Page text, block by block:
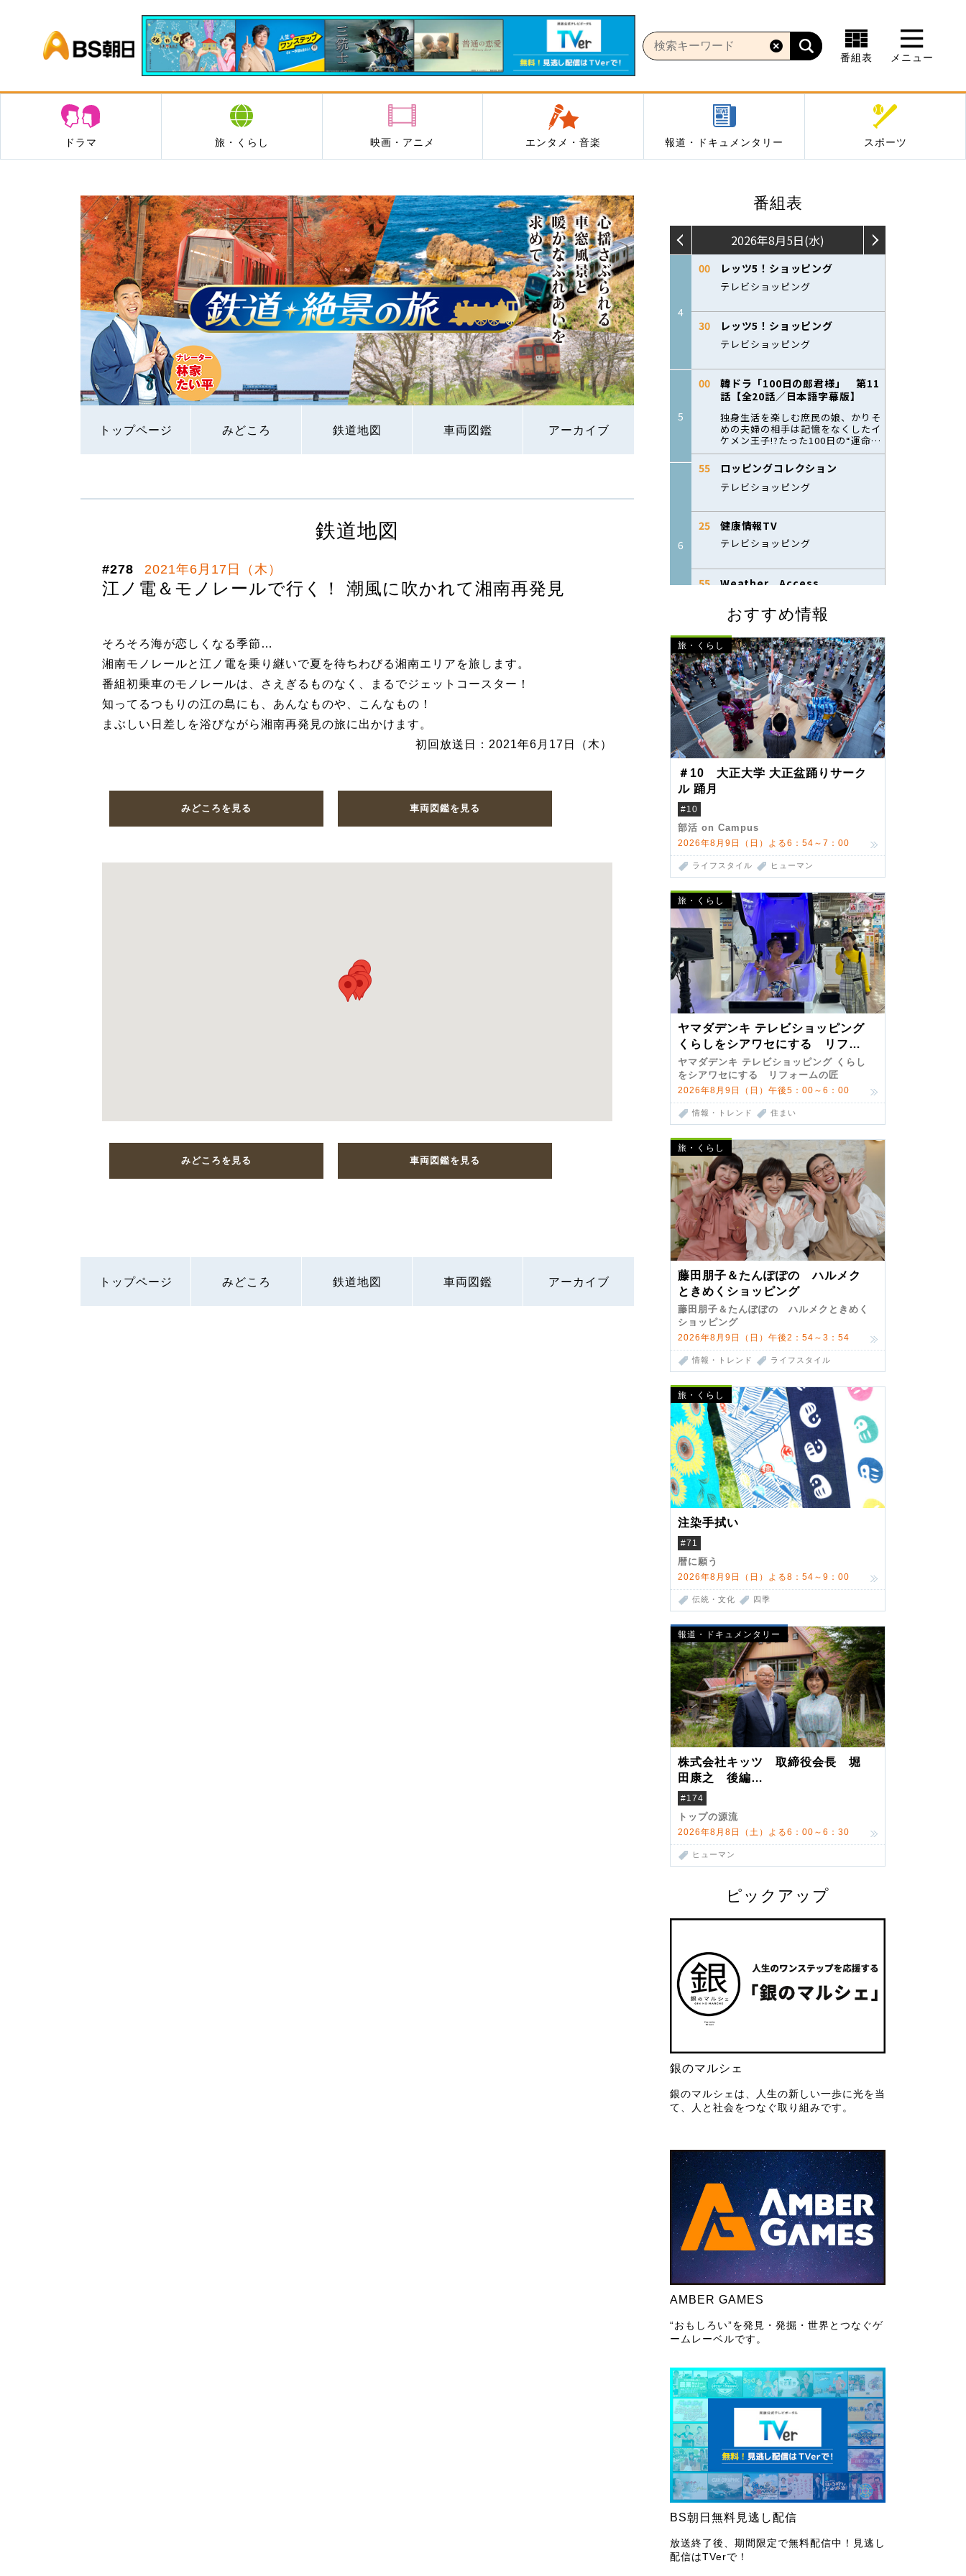
BS朝日
番組表 メニュー
ドラマ 旅・くらし 映画・アニメ エンタメ・音楽 報道・ドキュメンタリー スポーツ
トップページ みどころ 鉄道地図 車両図鑑 アーカイブ
番組表
おすすめ情報
旅・くらし
＃10 大正大学 大正盆踊りサーク
ル 踊月
#10
部活 on Campus
2026年8月9日（日）よる6：54～7：00
ライフスタイル ヒューマン
旅・くらし
ヤマダデンキ テレビショッピング
くらしをシアワセにする リフォ
ームの匠 第7弾
ヤマダデンキ テレビショッピング くらし
をシアワセにする リフォームの匠
2026年8月9日（日）午後5：00～6：00
情報・トレンド 住まい
旅・くらし
藤田朋子＆たんぽぽの ハルメク
ときめくショッピング
藤田朋子＆たんぽぽの ハルメクときめく
ショッピング
2026年8月9日（日）午後2：54～3：54
情報・トレンド ライフスタイル
旅・くらし
注染手拭い
#71
暦に願う
2026年8月9日（日）よる8：54～9：00
伝統・文化 四季
報道・ドキュメンタリー
株式会社キッツ 取締役会長 堀
田康之 後編
米国駐在でも浮かんだ八ヶ岳 山
小屋を営んだ父母
#174
トップの源流
2026年8月8日（土）よる6：00～6：30
ヒューマン
ピックアップ
銀のマルシェ
銀のマルシェは、人生の新しい一歩に光を当
て、人と社会をつなぐ取り組みです。
AMBER GAMES
“おもしろい”を発見・発掘・世界とつなぐゲ
ームレーベルです。
BS朝日無料見逃し配信
放送終了後、期間限定で無料配信中！見逃し
配信はTVerで！
鉄道地図
#278 2021年6月17日（木）
江ノ電＆モノレールで行く！ 潮風に吹かれて湘南再発見
そろそろ海が恋しくなる季節…
湘南モノレールと江ノ電を乗り継いで夏を待ちわびる湘南エリアを旅します。
番組初乗車のモノレールは、さえぎるものなく、まるでジェットコースター！
知ってるつもりの江の島にも、あんなものや、こんなもの！
まぶしい日差しを浴びながら湘南再発見の旅に出かけます。
初回放送日：2021年6月17日（木）
みどころを見る 車両図鑑を見る
みどころを見る 車両図鑑を見る
トップページ みどころ 鉄道地図 車両図鑑 アーカイブ